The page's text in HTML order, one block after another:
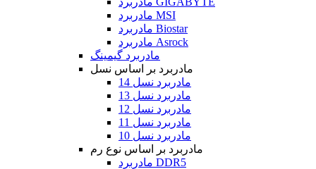
مادربرد MSI
مادربرد Biostar
مادربرد Asrock
مادربرد گیمینگ
مادربرد بر اساس نسل
مادربرد نسل 14
مادربرد نسل 13
مادربرد نسل 12
مادربرد نسل 11
مادربرد نسل 10
مادربرد بر اساس نوع رم
مادربرد DDR5